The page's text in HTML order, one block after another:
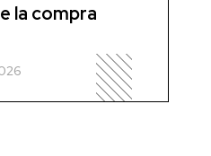
la compra